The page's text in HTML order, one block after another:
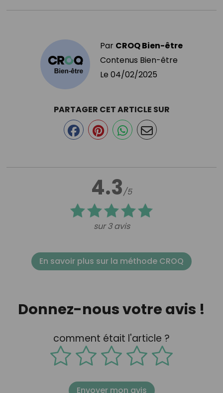
Par CROQ Bien-être
Contenus Bien-être
Le 04/02/2025
4.3/5
sur 3 avis
PARTAGER CET ARTICLE SUR
En savoir plus sur la méthode CROQ
Donnez-nous votre avis !
comment était l'article ?
Envoyer mon avis